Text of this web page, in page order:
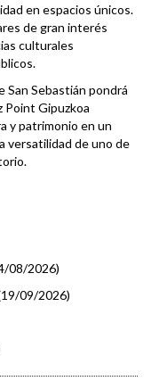
en espacios únicos.
de gran interés
culturales
San Sebastián pondrá
Point Gipuzkoa
y patrimonio en un
versatilidad de uno de
08/2026)
09/2026)